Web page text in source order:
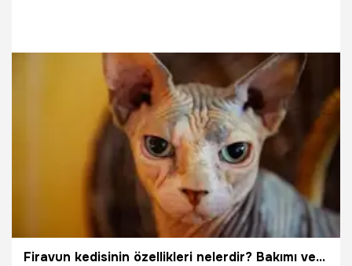
Sağlık
Firavun kedisinin özellikleri nelerdir? Bakımı ve beslemesi nasıl yapılır?